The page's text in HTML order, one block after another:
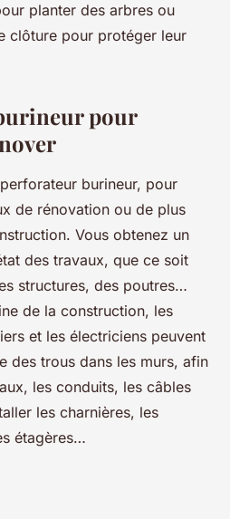
planter des arbres ou
clôture pour protéger leur
pour
burineur, pour
de rénovation ou de plus
Vous obtenez un
des travaux, que ce soit
structures, des poutres…
de la construction, les
et les électriciens peuvent
des trous dans les murs, afin
les conduits, les câbles
les charnières, les
étagères…